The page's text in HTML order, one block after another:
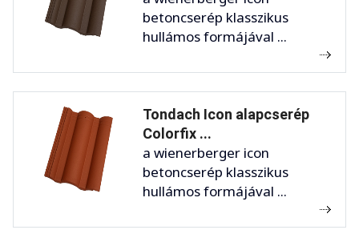
betoncserép klasszikus
hullámos formájával ...
Tondach Icon alapcserép
Colorfix ...
a wienerberger icon
betoncserép klasszikus
hullámos formájával ...